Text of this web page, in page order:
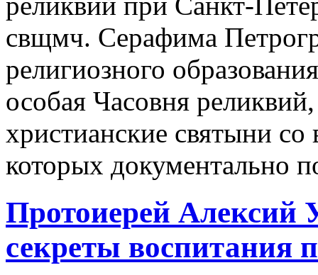
свщмч. Серафима
религиозного
особая Часовня
христианские святыни
которых документально
Протоиерей Алексий
секреты воспитания